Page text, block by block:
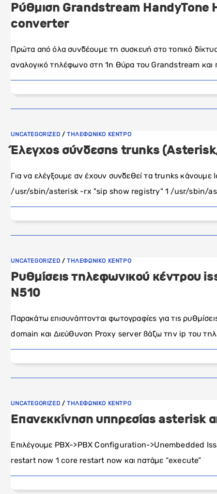
Ρύθμιση Grandstream HandyTone
converter
Πρώτα από όλα συνδέουμε τη συσκευή στο τοπικό
αναλογικό τηλέφωνο στη 1η θύρα του Grandstream
UNCATEGORIZED /ΤΗΛΕΦΩΝΙΚΟ ΚΕΝΤΡΟ
Έλεγχος σύνδεσης trunks
Για να ελέγξουμε αν έχουν συνδεθεί τα trunks
/usr/sbin/asterisk -rx "sip show registry" 1 /usr/sbin/
UNCATEGORIZED /ΤΗΛΕΦΩΝΙΚΟ ΚΕΝΤΡΟ
Ρυθμίσεις τηλεφωνικού κέντρου
N510
Παρακάτω επισυνάπτονται φωτογραφίες για τις
domain και Διεύθυνση Proxy server βάζω την ip του
UNCATEGORIZED /ΤΗΛΕΦΩΝΙΚΟ ΚΕΝΤΡΟ
Επανεκκίνηση υπηρεσίας asterisk
Επιλέγουμε PBX->PBX Configuration->Unembedded
restart now 1 core restart now και πατάμε “execute”